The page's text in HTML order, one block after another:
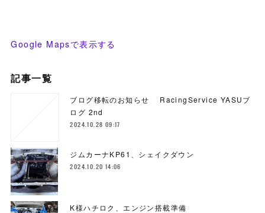
Google Mapsで表示する
記事一覧
ブログ移転のお知らせ RacingService YASUブ
ログ 2nd
2024.10.28 09:17
ジムカーナKP61、シェイクダウン
2024.10.20 14:06
K様ハチロク、エンジン搭載準備